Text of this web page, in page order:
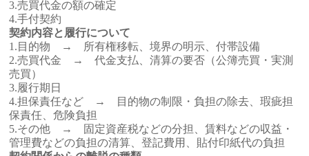
3.売買代金の額の確定
4.手付契約
契約内容と履行について
1.目的物 → 所有権移転、境界の明示、付帯設備
2.売買代金 → 代金支払、清算の要否（公簿売買・実測
売買）
3.履行期日
4.担保責任など → 目的物の制限・負担の除去、瑕疵担
保責任、危険負担
5.その他 → 固定資産税などの分担、賃料などの収益・
管理費などの負担の清算、登記費用、貼付印紙代の負担